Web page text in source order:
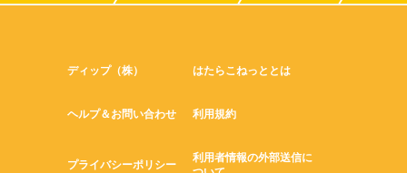
ディップ（株） はたらこねっととは
ヘルプ＆お問い合わせ 利用規約
プライバシーポリシー
利用者情報の外部送信に